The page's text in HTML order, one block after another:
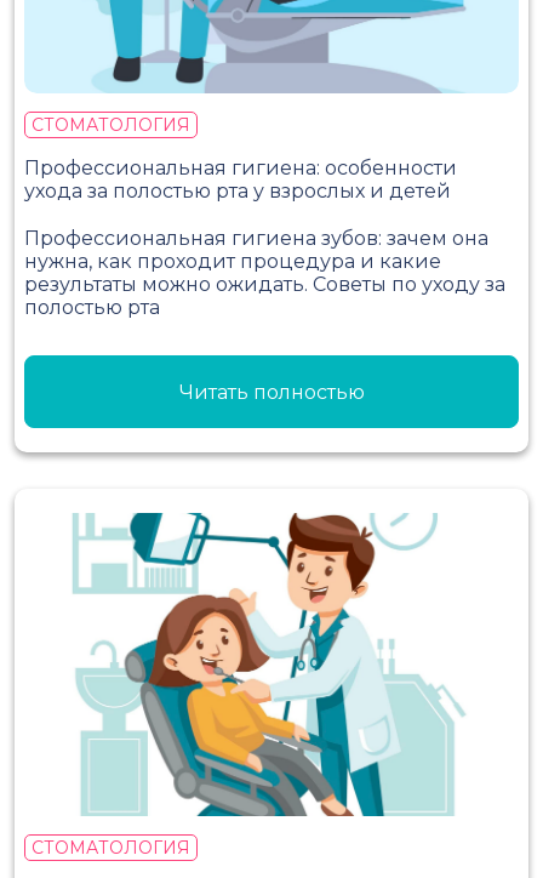
СТОМАТОЛОГИЯ
Профессиональная гигиена: особенности
ухода за полостью рта у взрослых и детей
Профессиональная гигиена зубов: зачем она
нужна, как проходит процедура и какие
результаты можно ожидать. Советы по уходу за
полостью рта
Читать полностью
СТОМАТОЛОГИЯ